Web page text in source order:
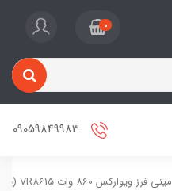
0
مینی فرز ویوارکس 860 وات VR8615 (پس کرایه)